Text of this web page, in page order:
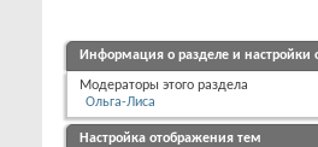
Информация о разделе и настройки
Модераторы этого раздела
Ольга-Лиса
Настройка отображения тем